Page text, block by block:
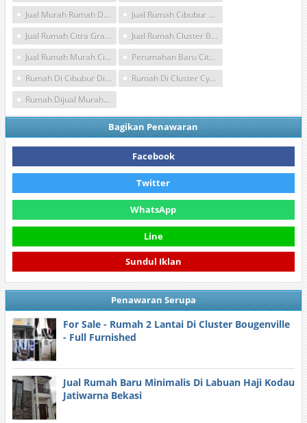
Jual Murah Rumah Di Citra Grand Cibubur
Jual Rumah Cibubur Murah
Jual Rumah Citra Gran Cibubur
Jual Rumah Cluster Bekasi
Jual Rumah Murah Citra Gran Cibubur
Perumahan Baru Citra Gran Cibubur
Rumah Di Cibubur Dijual
Rumah Di Cluster Cypress Citra Gran Cibubur
Rumah Dijual Murah Di Citra Gran Cibubur
Bagikan Penawaran
Facebook
Twitter
WhatsApp
Line
Sundul Iklan
Penawaran Serupa
For Sale - Rumah 2 Lantai Di Cluster Bougenville
- Full Furnished
Jual Rumah Baru Minimalis Di Labuan Haji Kodau
Jatiwarna Bekasi